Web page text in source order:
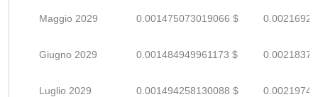
Maggio 2029 0.001475073019066 $
Giugno 2029 0.001484949961173 $
Luglio 2029 0.001494258130088 $